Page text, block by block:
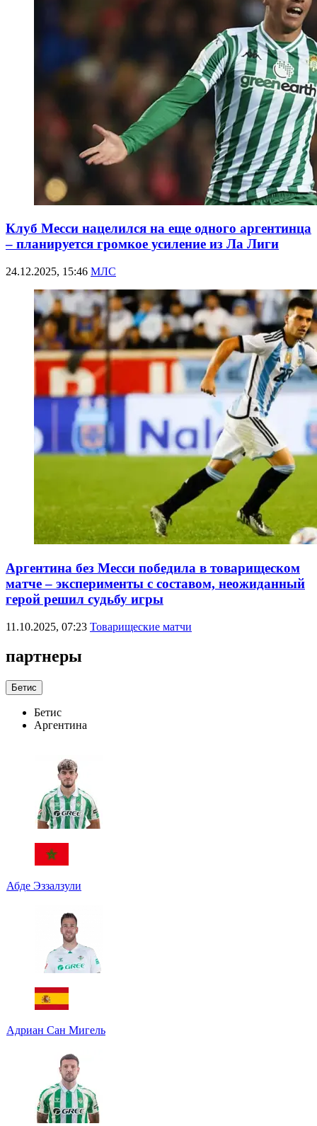
Клуб Месси нацелился на еще одного аргентинца
– планируется громкое усиление из Ла Лиги
24.12.2025, 15:46 МЛС
Аргентина без Месси победила в товарищеском
матче – эксперименты с составом, неожиданный
герой решил судьбу игры
11.10.2025, 07:23 Товарищеские матчи
партнеры
Бетис
Бетис
Аргентина
Абде Эззалзули
Адриан Сан Мигель